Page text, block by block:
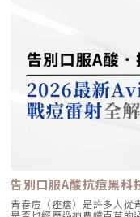
學與辰美學的理念不謀而
未來的日子裡，依然保有
來遮蓋疲態，因為最美的
「由內而外」的重塑感，
處方箋。「詳細內容請詳見
個人體質而異） 值得一提的是，它不像音波拉提需要靠機器操作、產生熱
能導致術後紅腫，也不會
「智慧型保養」，漸進式
Profhilo不僅適合輕熟女族
人。尤其推薦給以下族群
紋、輕微鬆弛，以及肌膚
乾燥、毛孔粗大、膚色不
的人。 追求自然效果者：
的方式讓自己看起來更年
能量儀器等療程反應較大
忙碌但仍想維持好氣色的族
建議以三次療程為一完整
4至6個月後進行。必要時，
對的地方」。每個人的皮膚
度，甚至是神經血管的走
右側的組織密度也存在差
憑藉經驗去推測深度，這
1.1 精準醫療的「透視眼」
級版 DeepSEE® 即時影像
清螢幕清晰地看見病患當
幅降低因能量落點錯誤導致
保每一發熱凝結點都精確
度：防止因貼合不全導致
「拉提」還是「緊緻」？
通常會先進行細緻的觸診
果診斷錯誤，治療效果就
並給予不同的客製化建議
墜。這類問題的根源在於
4.5mm 的聚焦能量，從地
如果妳覺得臉部皮膚軟爛、
流失。此時我會建議以「無
告別口服A酸抗痘黑
青春痘（痤瘡）是許多人從